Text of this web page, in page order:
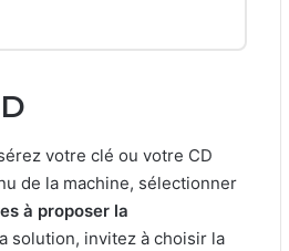
votre clé ou votre CD
de la machine, sélectionner
à proposer la
solution, invitez à choisir la